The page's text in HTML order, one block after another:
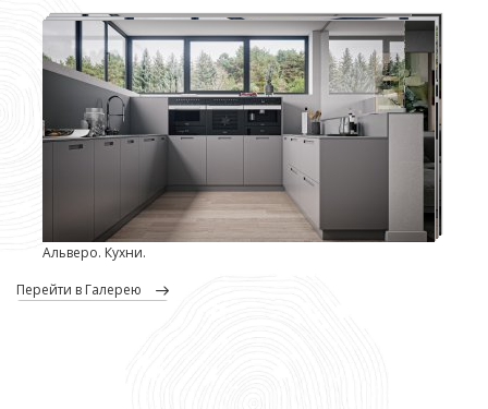
Альверо. Кухни.
перейти в Галерею